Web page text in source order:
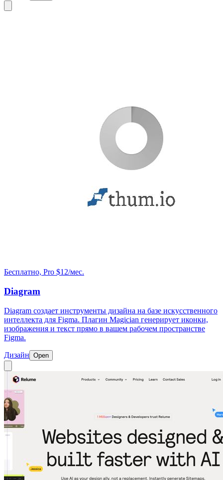
Бесплатно, Pro $12/мес.
Diagram
Diagram создает инструменты дизайна на базе искусственного
интеллекта для Figma. Плагин Magician генерирует иконки,
изображения и текст прямо в вашем рабочем пространстве
Figma.
Дизайн Open